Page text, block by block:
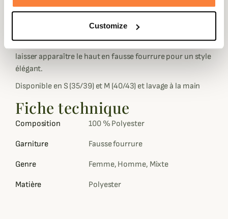
Customize
élastique afin d'obtenir un bon maintien et une chaleur
Vous pourrez les glisser dans votre paire de bottes et
laisser apparaître le haut en fausse fourrure pour un style
élégant.
Disponible en S (35/39) et M (40/43) et lavage à la main
Fiche technique
Composition 100 % Polyester
Garniture Fausse fourrure
Genre Femme, Homme, Mixte
Matière Polyester